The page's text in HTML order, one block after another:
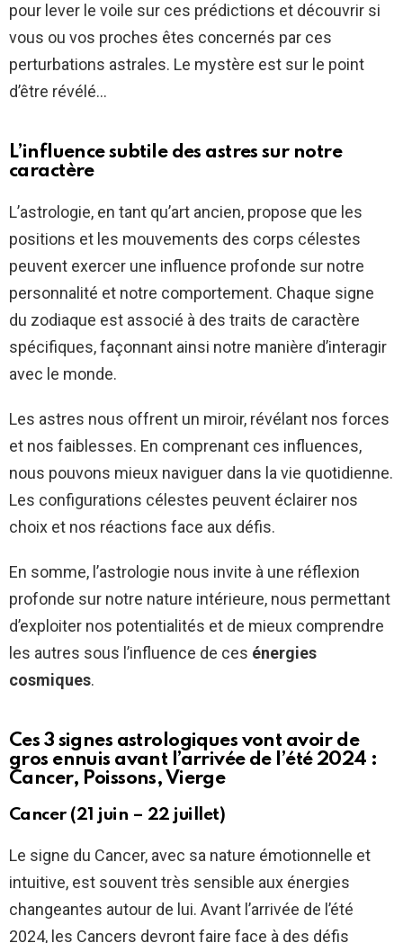
pour lever le voile sur ces prédictions et découvrir si
vous ou vos proches êtes concernés par ces
perturbations astrales. Le mystère est sur le point
d’être révélé…
L’influence subtile des astres sur notre
caractère
L’astrologie, en tant qu’art ancien, propose que les
positions et les mouvements des corps célestes
peuvent exercer une influence profonde sur notre
personnalité et notre comportement. Chaque signe
du zodiaque est associé à des traits de caractère
spécifiques, façonnant ainsi notre manière d’interagir
avec le monde.
Les astres nous offrent un miroir, révélant nos forces
et nos faiblesses. En comprenant ces influences,
nous pouvons mieux naviguer dans la vie quotidienne.
Les configurations célestes peuvent éclairer nos
choix et nos réactions face aux défis.
En somme, l’astrologie nous invite à une réflexion
profonde sur notre nature intérieure, nous permettant
d’exploiter nos potentialités et de mieux comprendre
les autres sous l’influence de ces énergies
cosmiques.
Ces 3 signes astrologiques vont avoir de
gros ennuis avant l’arrivée de l’été 2024 :
Cancer, Poissons, Vierge
Cancer (21 juin – 22 juillet)
Le signe du Cancer, avec sa nature émotionnelle et
intuitive, est souvent très sensible aux énergies
changeantes autour de lui. Avant l’arrivée de l’été
2024, les Cancers devront faire face à des défis